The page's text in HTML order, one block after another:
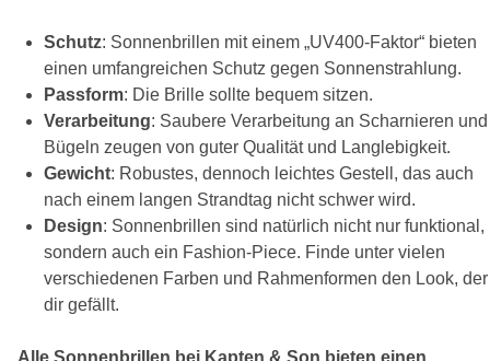
Schutz: Sonnenbrillen mit einem „UV400-Faktor“ bieten
einen umfangreichen Schutz gegen Sonnenstrahlung.
Passform: Die Brille sollte bequem sitzen.
Verarbeitung: Saubere Verarbeitung an Scharnieren und
Bügeln zeugen von guter Qualität und Langlebigkeit.
Gewicht: Robustes, dennoch leichtes Gestell, das auch
nach einem langen Strandtag nicht schwer wird.
Design: Sonnenbrillen sind natürlich nicht nur funktional,
sondern auch ein Fashion-Piece. Finde unter vielen
verschiedenen Farben und Rahmenformen den Look, der
dir gefällt.
Alle Sonnenbrillen bei Kapten & Son bieten einen